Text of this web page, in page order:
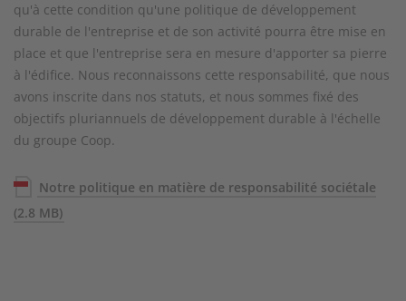
qu'à cette condition qu'une politique de développement
durable de l'entreprise et de son activité pourra être mise en
place et que l'entreprise sera en mesure d'apporter sa pierre
à l'édifice. Nous reconnaissons cette responsabilité, que nous
avons inscrite dans nos statuts, et nous sommes fixé des
objectifs pluriannuels de développement durable à l'échelle
du groupe Coop.
Notre politique en matière de responsabilité sociétale
(2.8 MB)